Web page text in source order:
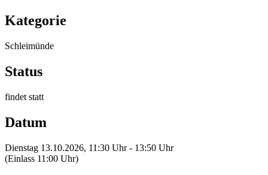
Kategorie
Schleimünde
Status
findet statt
Datum
Dienstag 13.10.2026, 11:30 Uhr - 13:50 Uhr
(Einlass 11:00 Uhr)